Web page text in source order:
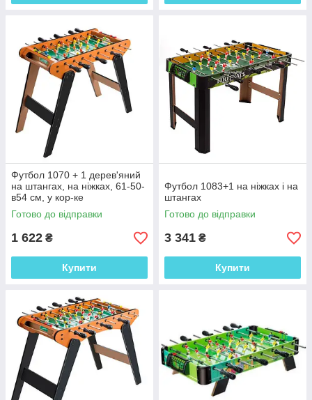
Футбол 1070 + 1 дерев'яний
на штангах, на ніжках, 61-50-
в54 см, у кор-ке
Готово до відправки
1 622 ₴
Купити
Футбол 1083+1 на ніжках і на
штангах
Готово до відправки
3 341 ₴
Купити